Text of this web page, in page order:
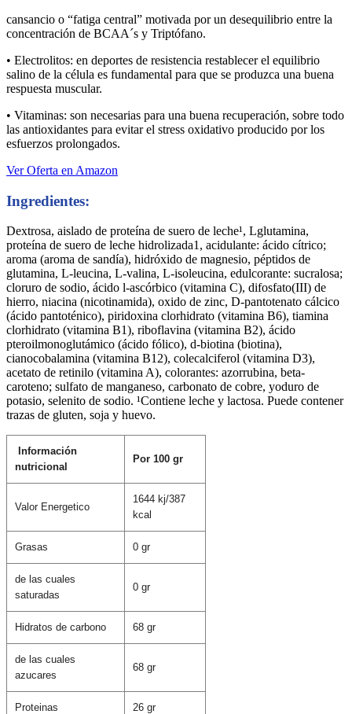
cansancio o “fatiga central” motivada por un desequilibrio entre la
concentración de BCAA´s y Triptófano.
• Electrolitos: en deportes de resistencia restablecer el equilibrio
salino de la célula es fundamental para que se produzca una buena
respuesta muscular.
• Vitaminas: son necesarias para una buena recuperación, sobre todo
las antioxidantes para evitar el stress oxidativo producido por los
esfuerzos prolongados.
Ver Oferta en Amazon
Ingredientes:
Dextrosa, aislado de proteína de suero de leche¹, Lglutamina,
proteína de suero de leche hidrolizada1, acidulante: ácido cítrico;
aroma (aroma de sandía), hidróxido de magnesio, péptidos de
glutamina, L-leucina, L-valina, L-isoleucina, edulcorante: sucralosa;
cloruro de sodio, ácido l-ascórbico (vitamina C), difosfato(III) de
hierro, niacina (nicotinamida), oxido de zinc, D-pantotenato cálcico
(ácido pantoténico), piridoxina clorhidrato (vitamina B6), tiamina
clorhidrato (vitamina B1), riboflavina (vitamina B2), ácido
pteroilmonoglutámico (ácido fólico), d-biotina (biotina),
cianocobalamina (vitamina B12), colecalciferol (vitamina D3),
acetato de retinilo (vitamina A), colorantes: azorrubina, beta-
caroteno; sulfato de manganeso, carbonato de cobre, yoduro de
potasio, selenito de sodio. ¹Contiene leche y lactosa. Puede contener
trazas de gluten, soja y huevo.
Información
nutricional
Por 100 gr
Valor Energetico
1644 kj/387
kcal
Grasas 0 gr
de las cuales
saturadas
0 gr
Hidratos de carbono 68 gr
de las cuales
azucares
68 gr
Proteinas 26 gr